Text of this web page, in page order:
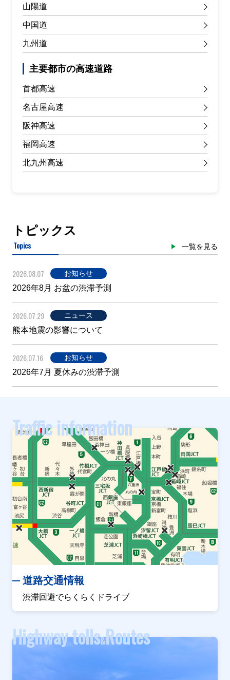
山陽道
中国道
九州道
主要都市の高速道路
首都高速
名古屋高速
阪神高速
福岡高速
北九州高速
トピックス
Topics 一覧を見る
2026.08.07 お知らせ
2026年8月 お盆の渋滞予測
2026.07.29 ニュース
熊本地震の影響について
2026.07.16 お知らせ
2026年7月 夏休みの渋滞予測
Traffic information
道路交通情報
渋滞回避でらくらくドライブ
Highway tolls&Routes